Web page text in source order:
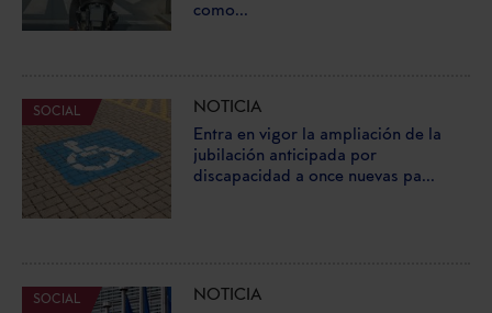
como...
SOCIAL
NOTICIA
Entra en vigor la ampliación de la
jubilación anticipada por
discapacidad a once nuevas pa...
SOCIAL
NOTICIA